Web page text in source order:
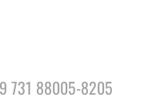
731 88005-8205